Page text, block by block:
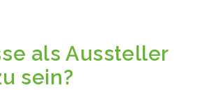
als Aussteller
sein?